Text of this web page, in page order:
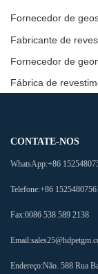
Fornecedor de
Fornecedor de
Fábrica de
CONTATE-NOS
WhatsApp:+86
Telefone:+86
Fax:0086 538 589 2138
Email:
Endereço:Não. 588 Rua